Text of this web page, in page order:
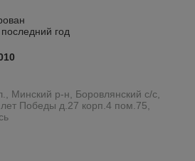
год
Минский р-н, Боровлянский с/с,
Победы д.27 корп.4 пом.75,